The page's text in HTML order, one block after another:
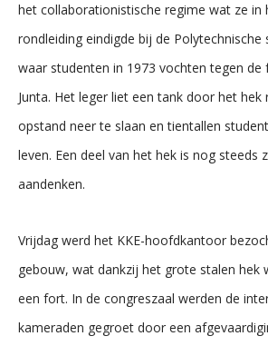
het collaborationistische regime wat ze in
rondleiding eindigde bij de Polytechnische
waar studenten in 1973 vochten tegen de
Junta. Het leger liet een tank door het hek
opstand neer te slaan en tientallen
leven. Een deel van het hek is nog steeds
aandenken.
Vrijdag werd het KKE-hoofdkantoor
gebouw, wat dankzij het grote stalen hek
een fort. In de congreszaal werden de
kameraden gegroet door een